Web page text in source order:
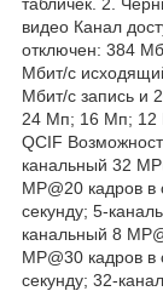
видео Канал
отключен: 384
Мбит/с
Мбит/с запись и
24 Мп; 16 Мп;
QCIF
канальный 32
MP@20 кадров
секунду; 5-
канальный 8
MP@30 кадров
секунду; 32-